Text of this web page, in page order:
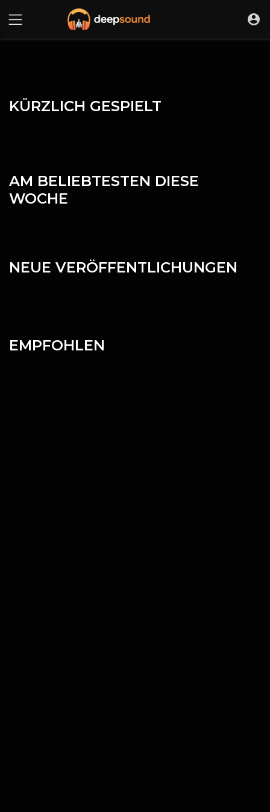
KÜRZLICH GESPIELT
AM BELIEBTESTEN DIESE
WOCHE
NEUE VERÖFFENTLICHUNGEN
EMPFOHLEN